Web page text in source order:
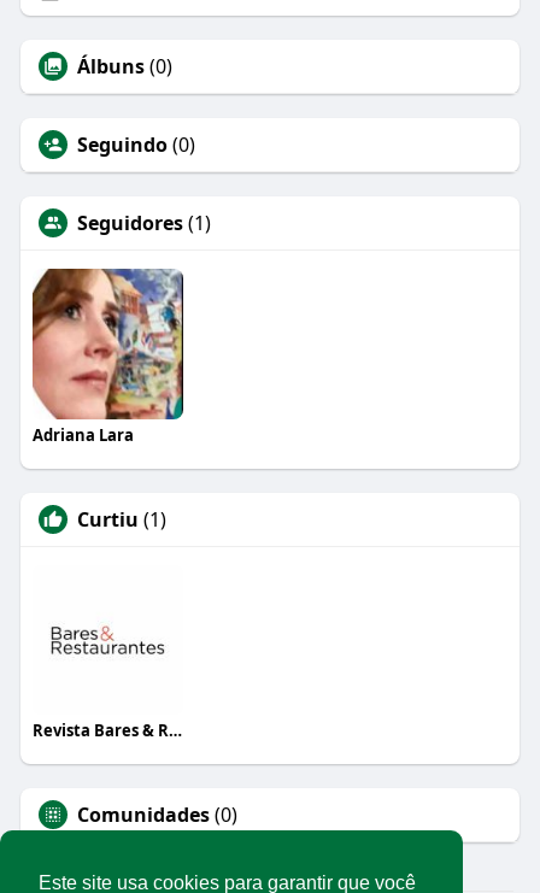
Este site usa cookies para garantir que você
Álbuns(0)
Seguindo(0)
Seguidores(1)
Adriana Lara
Curtiu (1)
Revista Bares & Restaurantes
Comunidades(0)